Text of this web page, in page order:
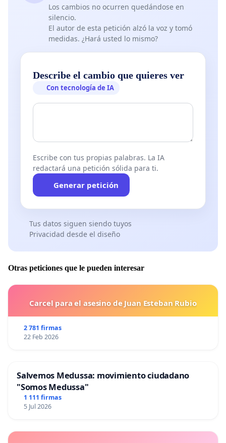
Los cambios no ocurren quedándose en
silencio.
El autor de esta petición alzó la voz y tomó
medidas. ¿Hará usted lo mismo?
Describe el cambio que quieres ver
Con tecnología de IA
Escribe con tus propias palabras. La IA
redactará una petición sólida para ti.
Generar petición
Tus datos siguen siendo tuyos
Privacidad desde el diseño
Otras peticiones que le pueden interesar
Carcel para el asesino de Juan Esteban Rubio
2 781 firmas
22 Feb 2026
Salvemos Medussa: movimiento ciudadano
"Somos Medussa"
1 111 firmas
5 Jul 2026